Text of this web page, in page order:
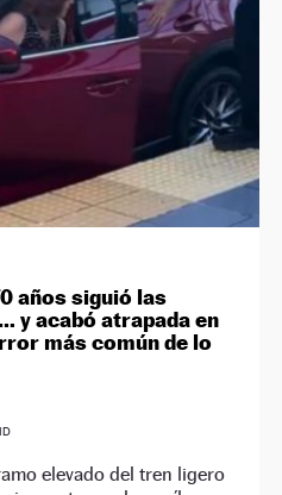
años siguió las
y acabó atrapada en
más común de lo
elevado del tren ligero